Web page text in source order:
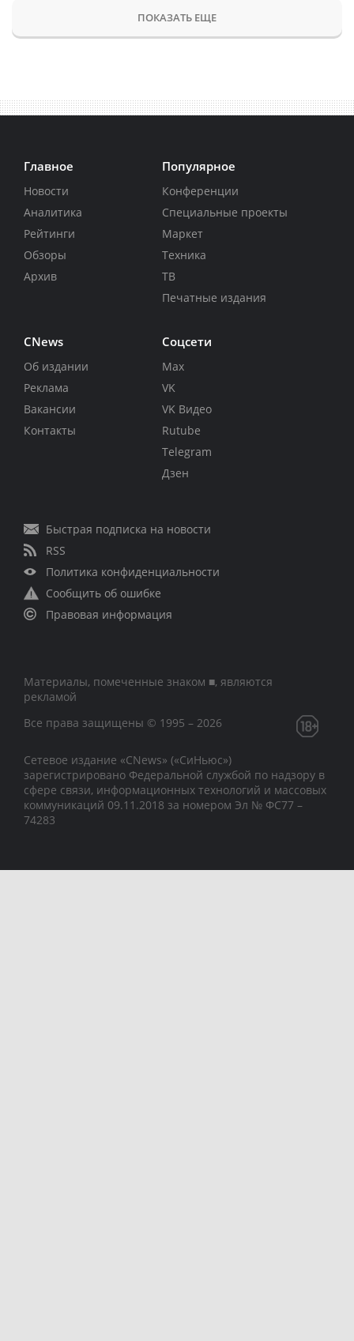
ПОКАЗАТЬ ЕЩЕ
Главное
Новости
Аналитика
Рейтинги
Обзоры
Архив
Популярное
Конференции
Специальные проекты
Маркет
Техника
ТВ
Печатные издания
CNews
Об издании
Реклама
Вакансии
Контакты
Соцсети
Max
VK
VK Видео
Rutube
Telegram
Дзен
Быстрая подписка на новости
RSS
Политика конфиденциальности
Сообщить об ошибке
Правовая информация
Материалы, помеченные знаком ■, являются
рекламой
Все права защищены © 1995 – 2026
Сетевое издание «CNews» («СиНьюс»)
зарегистрировано Федеральной службой по надзору в
сфере связи, информационных технологий и массовых
коммуникаций 09.11.2018 за номером Эл № ФС77 –
74283